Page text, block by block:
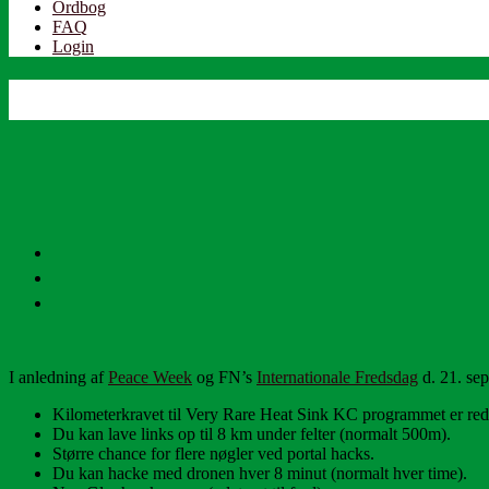
Ordbog
FAQ
Login
I anledning afPeace Week og FN’s Internationale Fredsdag d. 21.
Kilometerkravet til Very Rare Heat Sink KC programmet er
Du kan lave links op til 8 km under felter (normalt 500m).
Større chance for flere nøgler ved portal hacks.
Du kan hacke med dronen hver 8 minut (normalt hver time).